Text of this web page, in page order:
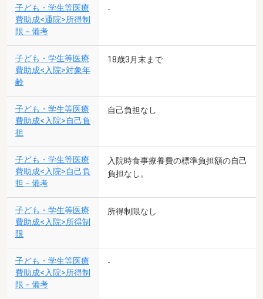
子ども・学生等医療
費助成<通院>所得制
限－備考
-
子ども・学生等医療
費助成<入院>対象年
齢
18歳3月末まで
子ども・学生等医療
費助成<入院>自己負
担
自己負担なし
子ども・学生等医療
費助成<入院>自己負
担－備考
入院時食事療養費の標準負担額の自己
負担なし。
子ども・学生等医療
費助成<入院>所得制
限
所得制限なし
子ども・学生等医療
費助成<入院>所得制
限－備考
-